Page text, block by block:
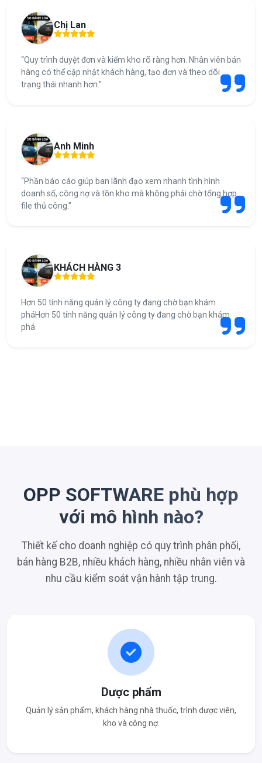
Chị Lan
“Quy trình duyệt đơn và kiểm kho rõ ràng hơn. Nhân viên bán
hàng có thể cập nhật khách hàng, tạo đơn và theo dõi
trạng thái nhanh hơn.”
Anh Minh
“Phần báo cáo giúp ban lãnh đạo xem nhanh tình hình
doanh số, công nợ và tồn kho mà không phải chờ tổng hợp
file thủ công.”
KHÁCH HÀNG 3
Hơn 50 tính năng quản lý công ty đang chờ bạn khám
pháHơn 50 tính năng quản lý công ty đang chờ bạn khám
phá
OPP SOFTWARE phù hợp
với mô hình nào?
Thiết kế cho doanh nghiệp có quy trình phân phối,
bán hàng B2B, nhiều khách hàng, nhiều nhân viên và
nhu cầu kiểm soát vận hành tập trung.
Dược phẩm
Quản lý sản phẩm, khách hàng nhà thuốc, trình dược viên,
kho và công nợ.